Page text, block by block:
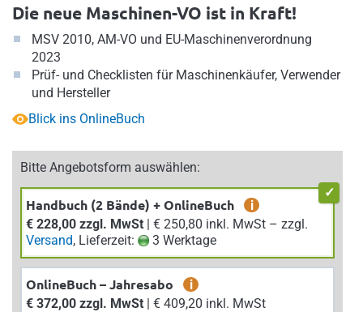
Die neue Maschinen-VO ist in Kraft!
MSV 2010, AM-VO und EU-Maschinenverordnung
2023
Prüf- und Checklisten für Maschinenkäufer, Verwender
und Hersteller
Blick ins OnlineBuch
Bitte Angebotsform auswählen:
Handbuch (2 Bände) + OnlineBuch
i
€ 228,00 zzgl. MwSt
| € 250,80 inkl. MwSt – zzgl.
Versand, Lieferzeit: 3 Werktage
OnlineBuch – Jahresabo
i
€ 372,00 zzgl. MwSt
| € 409,20 inkl. MwSt